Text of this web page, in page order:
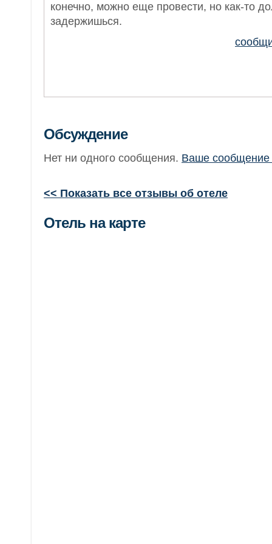
конечно, можно еще провести, но как-то
задержишься.
Обсуждение
Нет ни одного сообщения. Ваше сообщение
<< Показать все отзывы об отеле
Отель на карте